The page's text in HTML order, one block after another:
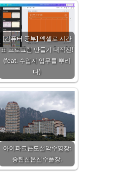
[컴퓨터 공부] 엑셀로 시간
표 프로그램 만들기 대작전!
(feat. 수업계 업무를 뿌리
다)
아이파크콘도설악수영장:
중탄산온천수풀장.